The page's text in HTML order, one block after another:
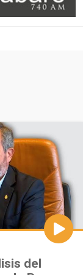
del